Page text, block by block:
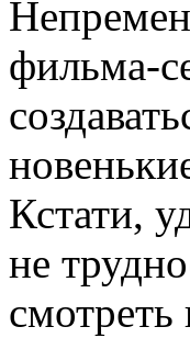
фильма-
Кстати,
не
смотреть